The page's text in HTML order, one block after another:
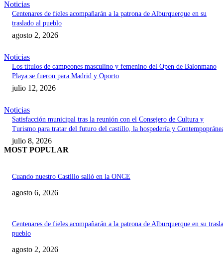
Noticias
Centenares de fieles acompañarán a la patrona de Alburquerque en su
traslado al pueblo
agosto 2, 2026
Noticias
Los títulos de campeones masculino y femenino del Open de Balonmano
Playa se fueron para Madrid y Oporto
julio 12, 2026
Noticias
Satisfacción municipal tras la reunión con el Consejero de Cultura y
Turismo para tratar del futuro del castillo, la hospedería y
julio 8, 2026
MOST POPULAR
Cuando nuestro Castillo salió en la ONCE
agosto 6, 2026
Centenares de fieles acompañarán a la patrona de Alburquerque en su
pueblo
agosto 2, 2026